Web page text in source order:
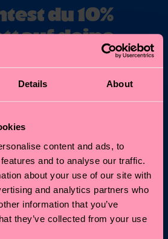
Details About
content and ads, to
and to analyse our traffic.
about your use of our site with
and analytics partners who
information that you’ve
they’ve collected from your use
du 10%
auf deine
Bestellung
Anmelden
Angeboten, Limited/Special Editions
werden. Mit der Registrierung
unsereDatenschutzrichtlinien .